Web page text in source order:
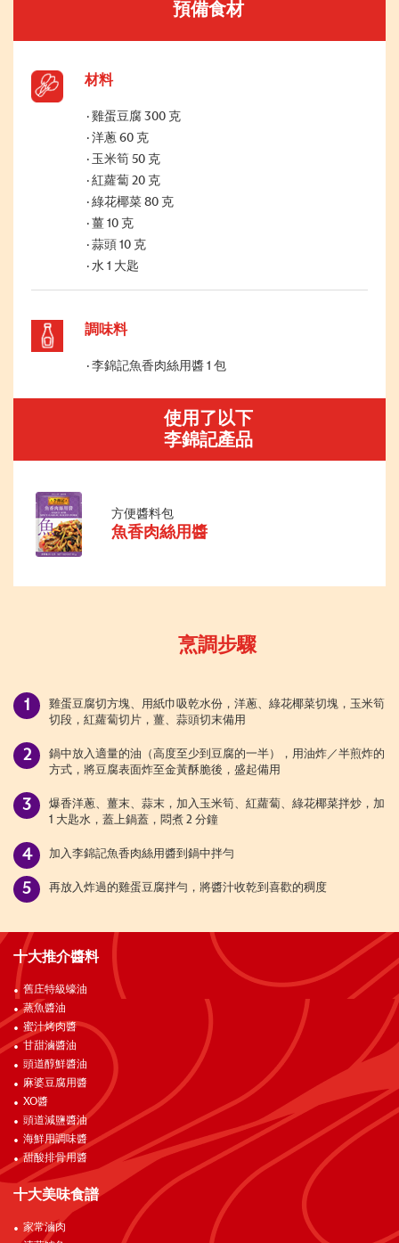
預備食材
材料
雞蛋豆腐 300 克
洋蔥 60 克
玉米筍 50 克
紅蘿蔔 20 克
綠花椰菜 80 克
薑 10 克
蒜頭 10 克
水 1 大匙
調味料
李錦記魚香肉絲用醬 1 包
使用了以下
李錦記產品
方便醬料包
魚香肉絲用醬
烹調步驟
雞蛋豆腐切方塊、用紙巾吸乾水份，洋蔥、綠花椰菜切塊，玉米筍
切段，紅蘿蔔切片，薑、蒜頭切末備用
鍋中放入適量的油（高度至少到豆腐的一半），用油炸／半煎炸的
方式，將豆腐表面炸至金黃酥脆後，盛起備用
爆香洋蔥、薑末、蒜末，加入玉米筍、紅蘿蔔、綠花椰菜拌炒，加
1 大匙水，蓋上鍋蓋，悶煮 2 分鐘
加入李錦記魚香肉絲用醬到鍋中拌勻
再放入炸過的雞蛋豆腐拌勻，將醬汁收乾到喜歡的稠度
十大推介醬料
舊庄特級蠔油
蒸魚醬油
蜜汁烤肉醬
甘甜滷醬油
頭道醇鮮醬油
麻婆豆腐用醬
XO醬
頭道減鹽醬油
海鮮用調味醬
甜酸排骨用醬
十大美味食譜
家常滷肉